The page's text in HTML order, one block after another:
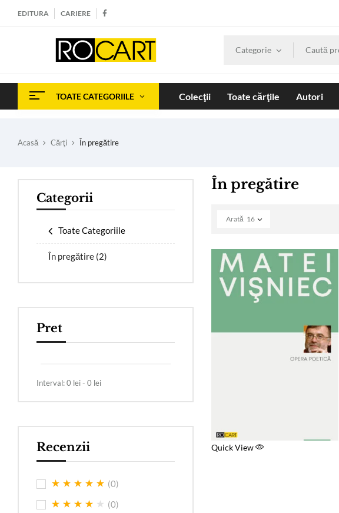
EDITURA CARIERE
Categorie
TOATE CATEGORIILE Colecţii Toate cărţile Autori
Acasă Cărţi În pregătire
Categorii
Toate Categoriile
În pregătire (2)
Pret
Interval:0 lei - 0 lei
Recenzii
(0)
(0)
În pregătire
Arată 16
Quick View